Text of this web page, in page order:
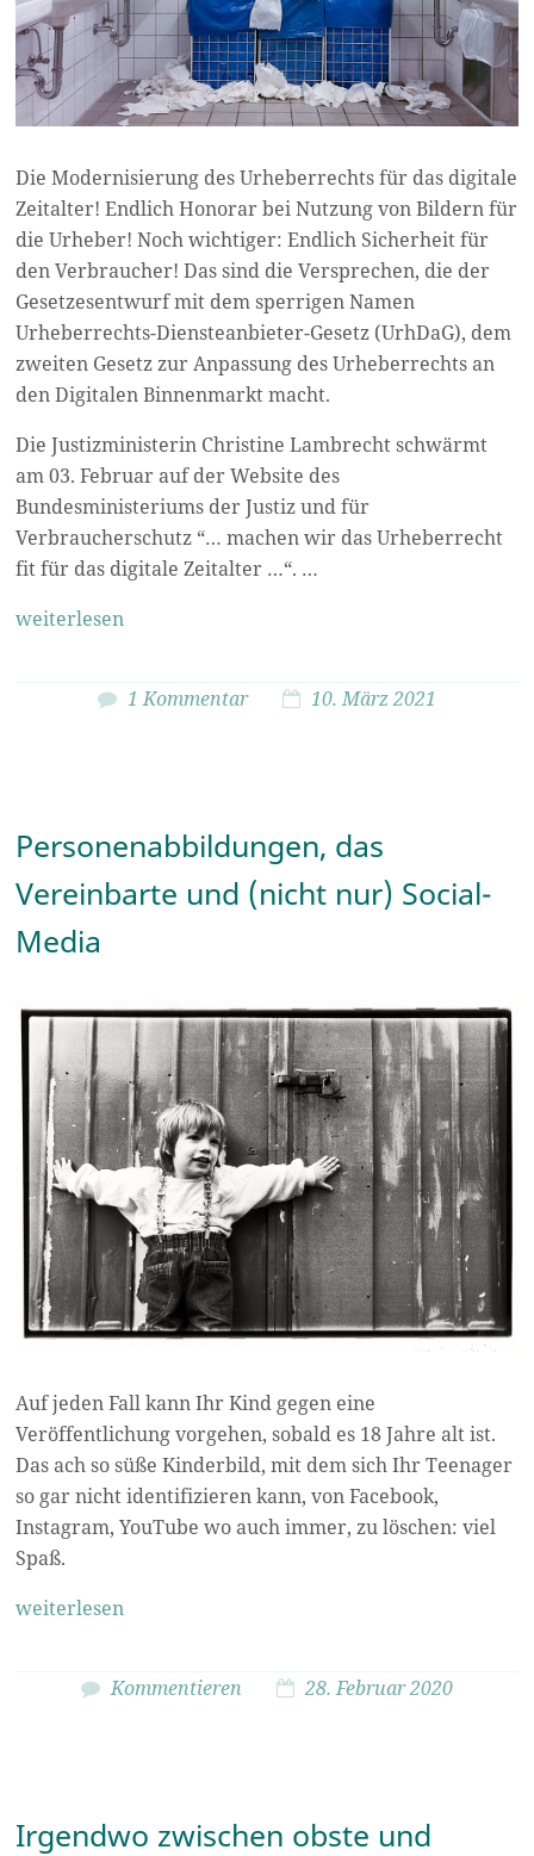
Die Modernisierung des Urheberrechts für das digitale
Zeitalter! Endlich Honorar bei Nutzung von Bildern für
die Urheber! Noch wichtiger: Endlich Sicherheit für
den Verbraucher! Das sind die Versprechen, die der
Gesetzesentwurf mit dem sperrigen Namen
Urheberrechts-Diensteanbieter-Gesetz (UrhDaG), dem
zweiten Gesetz zur Anpassung des Urheberrechts an
den Digitalen Binnenmarkt macht.
Die Justizministerin Christine Lambrecht schwärmt
am 03. Februar auf der Website des
Bundesministeriums der Justiz und für
Verbraucherschutz “… machen wir das Urheberrecht
fit für das digitale Zeitalter …“. …
weiterlesen
1 Kommentar 10. März 2021
Personenabbildungen, das
Vereinbarte und (nicht nur) Social-
Media
Auf jeden Fall kann Ihr Kind gegen eine
Veröffentlichung vorgehen, sobald es 18 Jahre alt ist.
Das ach so süße Kinderbild, mit dem sich Ihr Teenager
so gar nicht identifizieren kann, von Facebook,
Instagram, YouTube wo auch immer, zu löschen: viel
Spaß.
weiterlesen
Kommentieren 28. Februar 2020
Irgendwo zwischen obste und